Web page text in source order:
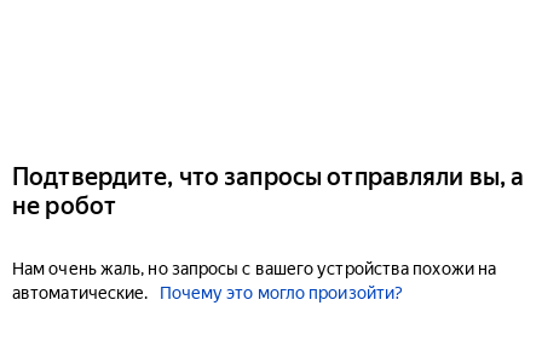
Подтвердите, что запросы отправляли вы, а
не робот
Нам очень жаль, но запросы с вашего устройства похожи на
автоматические.
Почему это могло произойти?